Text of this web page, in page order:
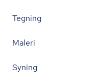
Tegning
Maleri
Syning